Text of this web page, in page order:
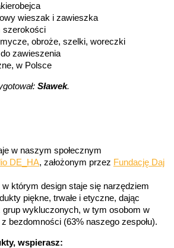
wieszak i zawieszka
szerokości
obroże, szelki, woreczki
zawieszenia
w Polsce
Sławek.
w naszym społecznym
DE_HA, założonym przez Fundację Daj
którym design staje się narzędziem
piękne, trwałe i etyczne, dając
grup wykluczonych, w tym osobom w
bezdomności (63% naszego zespołu).
wspierasz: